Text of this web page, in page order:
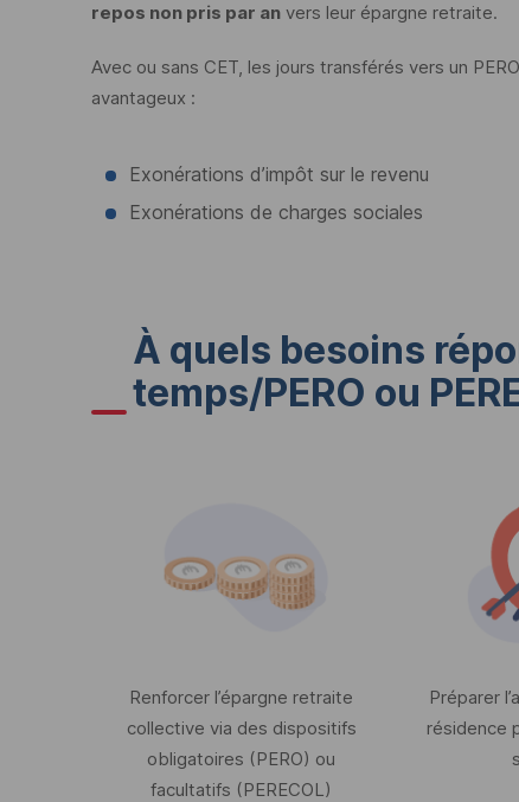
repos non pris par an vers leur épargne retraite.
Avec ou sans CET, les jours transférés vers un PERO
avantageux :
Exonérations d’impôt sur le revenu
Exonérations de charges sociales
À quels besoins
temps/PERO ou
Renforcer l’épargne retraite
collective via des dispositifs
obligatoires (PERO) ou
facultatifs (PERECOL )
Préparer
résidence